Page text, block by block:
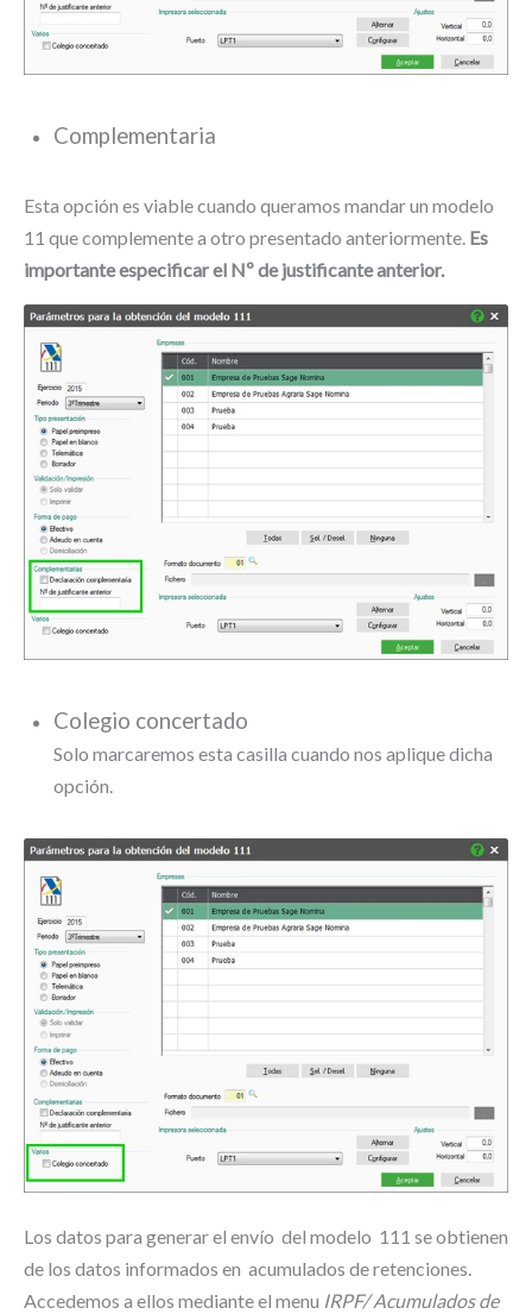
Complementaria
Esta opción es viable cuando queramos mandar un modelo
11 que complemente a otro presentado anteriormente. Es
importante especificar el Nº de justificante anterior.
Colegio concertado
Solo marcaremos esta casilla cuando nos aplique dicha
opción.
Los datos para generar el envío del modelo 111 se obtienen
de los datos informados en acumulados de retenciones.
Accedemos a ellos mediante el menu IRPF/ Acumulados de